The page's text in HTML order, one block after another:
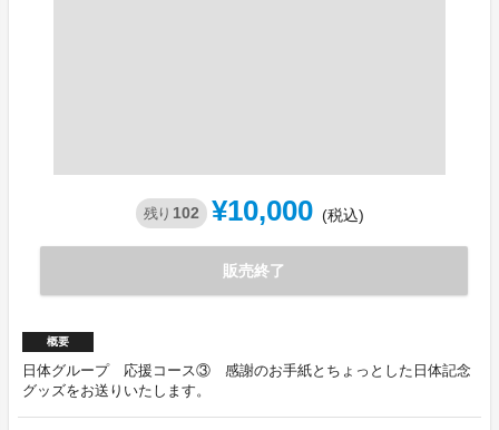
残り 102 ¥10,000 (税込)
販売終了
概要
日体グループ 応援コース③ 感謝のお手紙とちょっとした日体記念
グッズをお送りいたします。